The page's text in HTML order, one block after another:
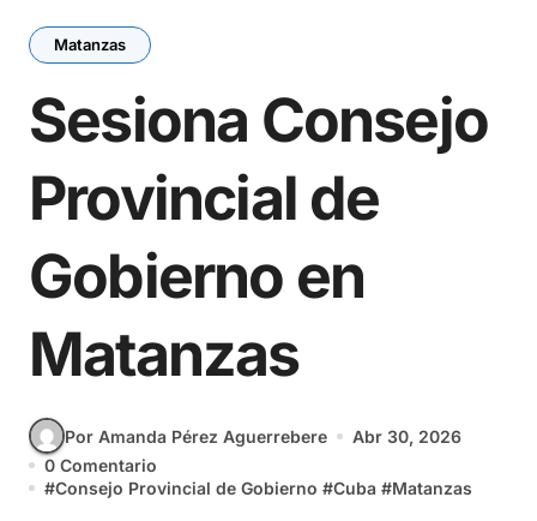
Matanzas
Sesiona Consejo
Provincial de
Gobierno en
Matanzas
Por Amanda Pérez Aguerrebere
Abr 30, 2026
0 Comentario
#Consejo Provincial de Gobierno #Cuba #Matanzas